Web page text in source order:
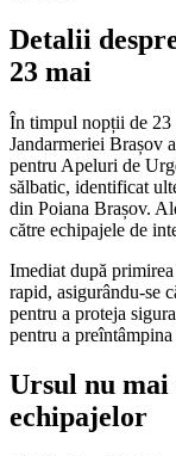
Detalii
23 mai
În timpul nopții de 23
Jandarmeriei Brașov
pentru Apeluri de
sălbatic, identificat
din Poiana Brașov.
către echipajele de
Imediat după
rapid, asigurându-se
pentru a proteja
pentru a
Ursul nu mai
echipajelor